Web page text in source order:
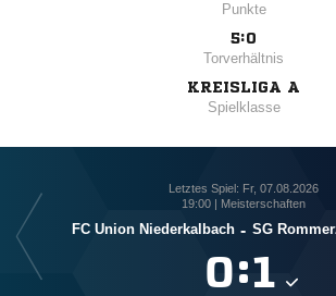
Punkte
5:0
Torverhältnis
KREISLIGA A
Spielklasse
Letztes Spiel: Fr, 07.08.2026
19:00 | Meisterschaften
FC Union Niederkalbach - SG
: